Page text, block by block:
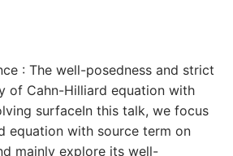
: The well-posedness and strict
of Cahn-Hilliard equation with
surfaceIn this talk, we focus
equation with source term on
mainly explore its well-